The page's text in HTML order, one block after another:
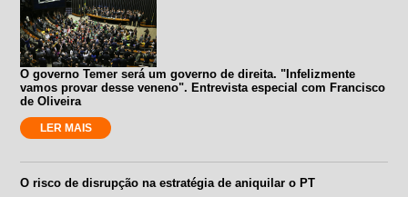
O governo Temer será um governo de direita. "Infelizmente
vamos provar desse veneno". Entrevista especial com Francisco
de Oliveira
LER MAIS
O risco de disrupção na estratégia de aniquilar o PT